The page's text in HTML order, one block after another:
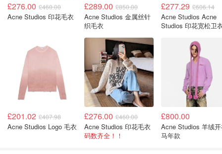
£276.00 £460.00
Acne Studios 印花毛衣
£289.00 £850.00
Acne Studios 金属丝针
织毛衣
£277.29 £606.14
Acne Studios Acne
Studios 印花宽松卫
£201.02 £407.98
Acne Studios Logo 毛衣
£276.00 £460.00
Acne Studios 印花毛衣
码数齐全！！
£800.00
Acne Studios 羊绒
马年款